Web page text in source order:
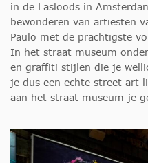
in de Lasloods in
bewonderen van artiesten
Paulo met de prachtigste
In het straat museum
en graffiti stijlen die je
je dus een echte street art
aan het straat museum je